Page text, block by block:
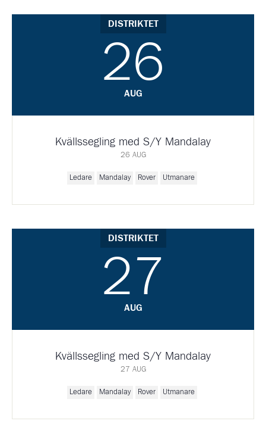
DISTRIKTET
26
AUG
Kvällssegling med S/Y Mandalay
26 AUG
Ledare Mandalay Rover Utmanare
DISTRIKTET
27
AUG
Kvällssegling med S/Y Mandalay
27 AUG
Ledare Mandalay Rover Utmanare